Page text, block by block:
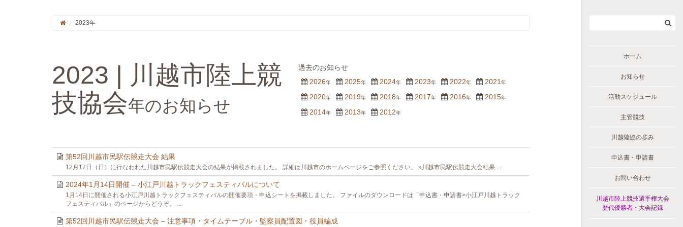
ホーム
お知らせ
活動スケジュール
主管競技
川越陸協の歩み
申込書・申請書
お問い合わせ
川越市陸上競技選手権大会
歴代優勝者・大会記録
2023年
2023 | 川越市陸上競
技協会年のお知らせ
過去のお知らせ
2026年 2025年 2024年 2023年 2022年 2021 年
2020年 2019年 2018年 2017年 2016年 2015年
2014年 2013年 2012年
第52回川越市民駅伝競走大会 結果
12月17日（日）に行なわれた川越市民駅伝競走大会の結果が掲載されました。 詳細は川越市のホームページをご参照ください。 »川越市民駅伝競走大会結果 ...
2024年1月14日開催 – 小江戸川越トラックフェスティバルについて
1月14日に開催される小江戸川越トラックフェスティバルの開催要項・申込シートを掲載しました。 ファイルのダウンロードは「申込書・申請書>小江戸川越トラック
フェスティバル」のページからどうぞ。 ...
第52回川越市民駅伝競走大会 – 注意事項・タイムテーブル・監察員配置図・役員編成